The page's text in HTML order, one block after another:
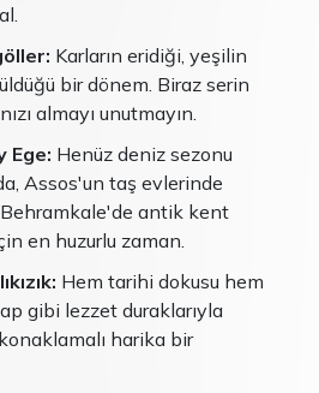
Karların eridiği, yeşilin
bir dönem. Biraz serin
almayı unutmayın.
Ege: Henüz deniz sezonu
Assos'un taş evlerinde
antik kent
en huzurlu zaman.
Hem tarihi dokusu hem
gibi lezzet duraklarıyla
harika bir